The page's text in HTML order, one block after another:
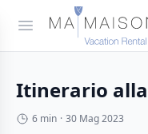
Itinerario alla
6 min · 30 Mag 2023